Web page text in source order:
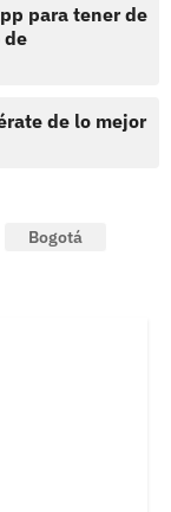
para tener de
de
de lo mejor
Bogotá